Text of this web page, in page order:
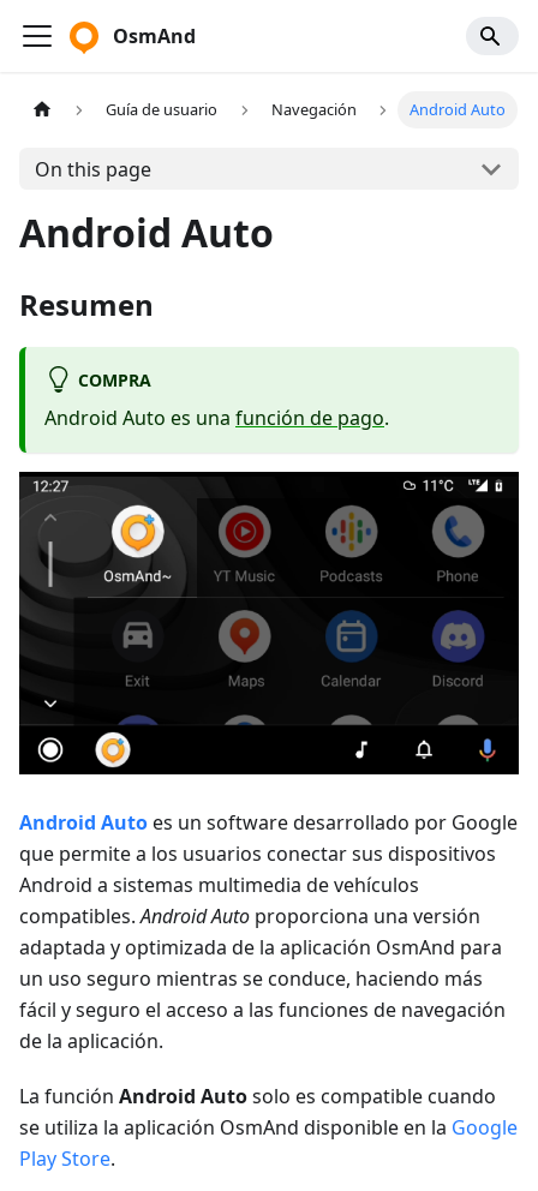
OsmAnd
Guía de usuario Navegación Android Auto
On this page
Android Auto
Resumen
COMPRA
Android Auto es una función de pago.
Android Autoes un software desarrollado por Google
que permite a los usuarios conectar sus dispositivos
Android a sistemas multimedia de vehículos
compatibles.Android Auto proporciona una versión
adaptada y optimizada de la aplicación OsmAnd para
un uso seguro mientras se conduce, haciendo más
fácil y seguro el acceso a las funciones de navegación
de la aplicación.
La función Android Autosolo es compatible cuando
se utiliza la aplicación OsmAnd disponible en la Google
Play Store.